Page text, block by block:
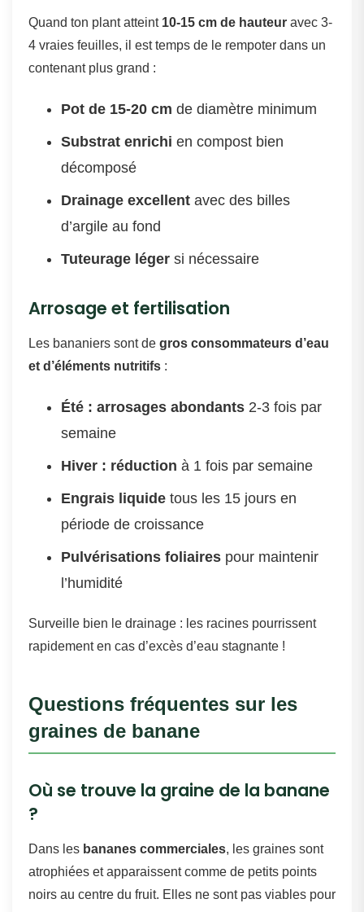
Quand ton plant atteint 10-15 cm de hauteur avec 3-
4 vraies feuilles, il est temps de le rempoter dans un
contenant plus grand :
Pot de 15-20 cm de diamètre minimum
Substrat enrichi en compost bien
décomposé
Drainage excellent avec des billes
d’argile au fond
Tuteurage léger si nécessaire
Arrosage et fertilisation
Les bananiers sont de gros consommateurs d’eau
et d’éléments nutritifs :
Été : arrosages abondants 2-3 fois par
semaine
Hiver : réduction à 1 fois par semaine
Engrais liquide tous les 15 jours en
période de croissance
Pulvérisations foliaires pour maintenir
l’humidité
Surveille bien le drainage : les racines pourrissent
rapidement en cas d’excès d’eau stagnante !
Questions fréquentes sur les
graines de banane
Où se trouve la graine de la banane
?
Dans les bananes commerciales, les graines sont
atrophiées et apparaissent comme de petits points
noirs au centre du fruit. Elles ne sont pas viables pour